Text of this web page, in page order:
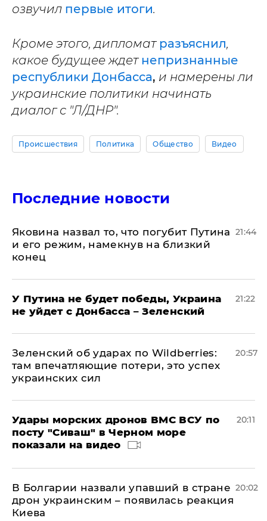
озвучил первые итоги.
Кроме этого, дипломат разъяснил,
какое будущее ждет непризнанные
республики Донбасса, и намерены ли
украинские политики начинать
диалог с "Л/ДНР".
Происшествия Политика Общество Видео
Последние новости
Яковина назвал то, что погубит Путина
и его режим, намекнув на близкий
конец
21:44
У Путина не будет победы, Украина
не уйдет с Донбасса – Зеленский
21:22
Зеленский об ударах по Wildberries:
там впечатляющие потери, это успех
украинских сил
20:57
Удары морских дронов ВМС ВСУ по
посту "Сиваш" в Черном море
показали на видео
20:11
В Болгарии назвали упавший в стране
дрон украинским – появилась реакция
Киева
20:02